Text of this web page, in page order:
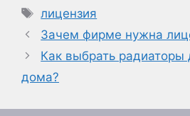
Метки
лицензия
Зачем фирме нужна
Как выбрать радиаторы
дома?